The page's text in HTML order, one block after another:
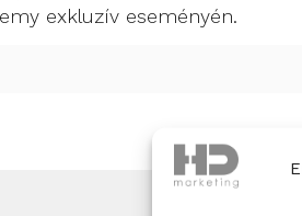
exkluzív eseményén.